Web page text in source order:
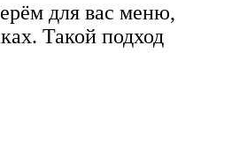
для вас меню,
Такой подход